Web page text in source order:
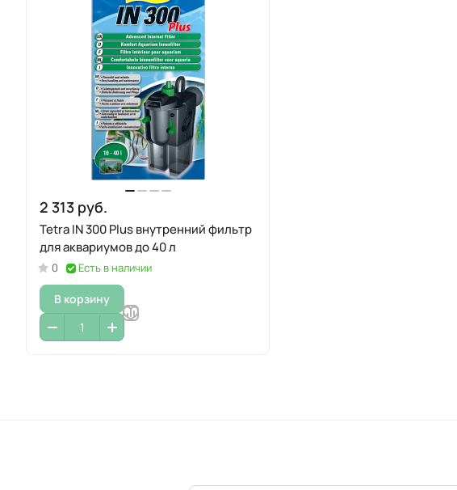
2 313 руб.
Tetra IN 300 Plus внутренний фильтр
для аквариумов до 40 л
0 Есть в наличии
В корзину